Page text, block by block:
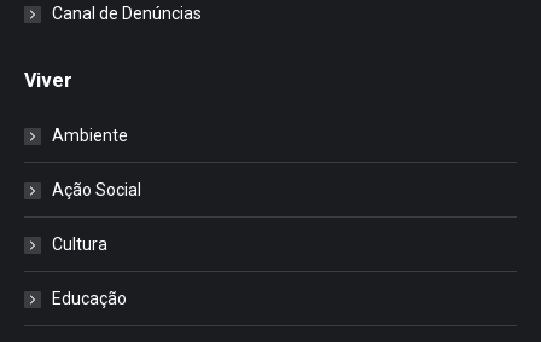
Canal de Denúncias
Viver
Ambiente
Ação Social
Cultura
Educação